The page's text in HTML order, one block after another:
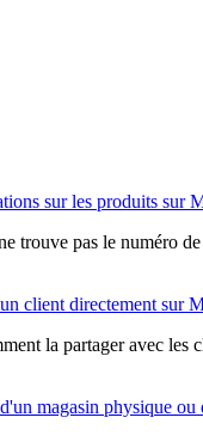
sur les produits sur
trouve pas le numéro
client directement sur
la partager avec les
magasin physique